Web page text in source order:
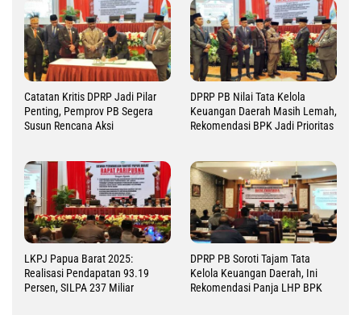
Catatan Kritis DPRP Jadi Pilar
Penting, Pemprov PB Segera
Susun Rencana Aksi
DPRP PB Nilai Tata Kelola
Keuangan Daerah Masih Lemah,
Rekomendasi BPK Jadi Prioritas
LKPJ Papua Barat 2025:
Realisasi Pendapatan 93.19
Persen, SILPA 237 Miliar
DPRP PB Soroti Tajam Tata
Kelola Keuangan Daerah, Ini
Rekomendasi Panja LHP BPK